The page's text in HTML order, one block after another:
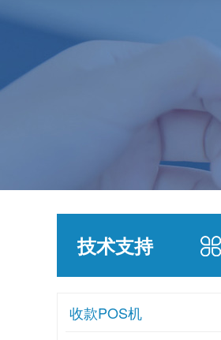
技术支持
收款POS机